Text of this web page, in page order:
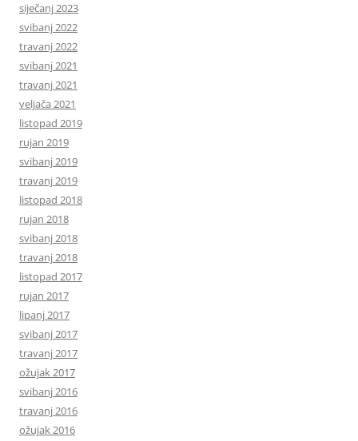
siječanj 2023
svibanj 2022
travanj 2022
svibanj 2021
travanj 2021
veljača 2021
listopad 2019
rujan 2019
svibanj 2019
travanj 2019
listopad 2018
rujan 2018
svibanj 2018
travanj 2018
listopad 2017
rujan 2017
lipanj 2017
svibanj 2017
travanj 2017
ožujak 2017
svibanj 2016
travanj 2016
ožujak 2016